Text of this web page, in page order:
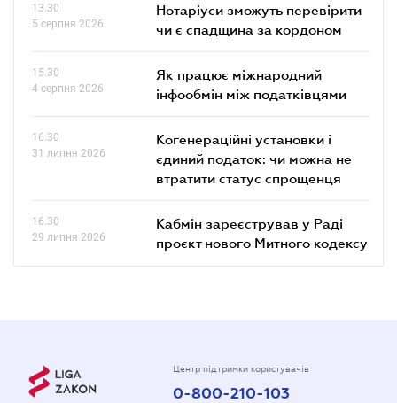
13.30
5 серпня 2026
Нотаріуси зможуть перевірити
чи є спадщина за кордоном
15.30
4 серпня 2026
Як працює міжнародний
інфообмін між податківцями
16.30
31 липня 2026
Когенераційні установки і
єдиний податок: чи можна не
втратити статус спрощенця
16.30
29 липня 2026
Кабмін зареєстрував у Раді
проєкт нового Митного кодексу
Центр підтримки користувачів
0-800-210-103